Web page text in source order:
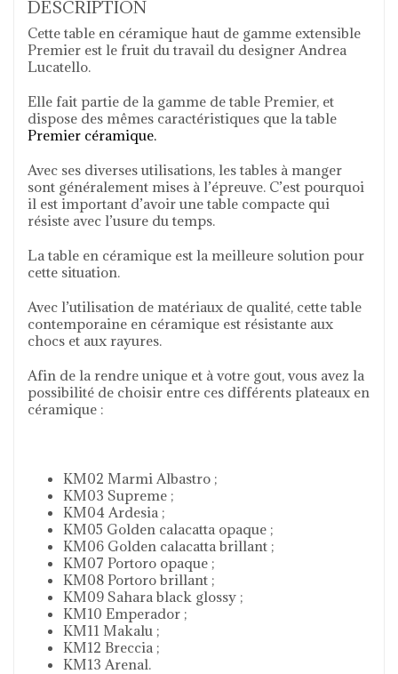
DESCRIPTION
Cette table en céramique haut de gamme extensible
Premier est le fruit du travail du designer Andrea
Lucatello.
Elle fait partie de la gamme de table Premier, et
dispose des mêmes caractéristiques que la table
Premier céramique.
Avec ses diverses utilisations, les tables à manger
sont généralement mises à l’épreuve. C’est pourquoi
il est important d’avoir une table compacte qui
résiste avec l’usure du temps.
La table en céramique est la meilleure solution pour
cette situation.
Avec l’utilisation de matériaux de qualité, cette table
contemporaine en céramique est résistante aux
chocs et aux rayures.
Afin de la rendre unique et à votre gout, vous avez la
possibilité de choisir entre ces différents plateaux en
céramique :
KM02 Marmi Albastro ;
KM03 Supreme ;
KM04 Ardesia ;
KM05 Golden calacatta opaque ;
KM06 Golden calacatta brillant ;
KM07 Portoro opaque ;
KM08 Portoro brillant ;
KM09 Sahara black glossy ;
KM10 Emperador ;
KM11 Makalu ;
KM12 Breccia ;
KM13 Arenal.